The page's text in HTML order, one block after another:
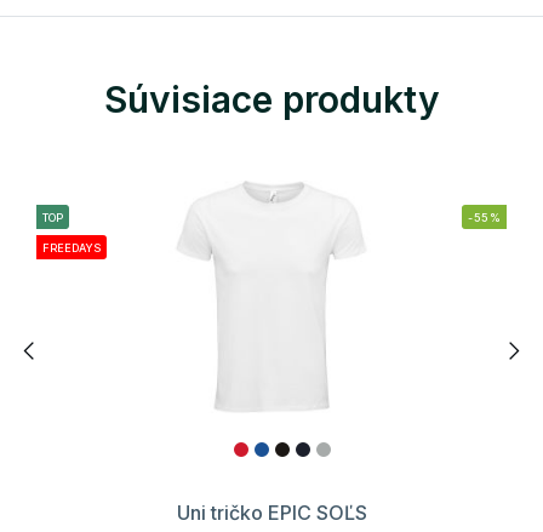
Súvisiace produkty
TOP
FREEDAYS
-55%
Uni tričko EPIC SOĽS